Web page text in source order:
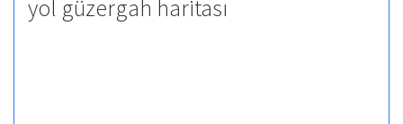
yol güzergah haritası